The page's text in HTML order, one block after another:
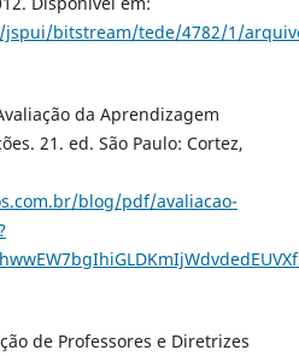
bitstream/tede/4782/1/
da Aprendizagem
21. ed. São Paulo: Cortez,
blog/pdf/avaliacao-
de Professores e Diretrizes